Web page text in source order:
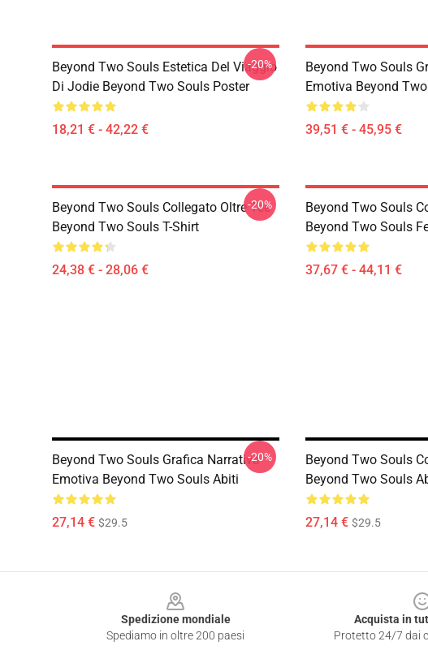
Beyond Two Souls Estetica Del Viaggio
Di Jodie Beyond Two Souls Poster
18,21 € - 42,22 €
-20%
Beyond Two Souls
Emotiva Beyond
39,51 € - 45,95 €
Beyond Two Souls Collegato Oltre Tee
Beyond Two Souls T-Shirt
24,38 € - 28,06 €
-20%
Beyond Two Souls
Beyond Two Souls
37,67 € - 44,11 €
Beyond Two Souls Grafica Narrativa
Emotiva Beyond Two Souls Abiti
27,14 € $29.5
-20%
Beyond Two Souls
Beyond Two Souls
27,14 € $29.5
Spedizione mondiale
Spediamo in oltre 200 paesi
Acquista in
Protetto 24/7 dai